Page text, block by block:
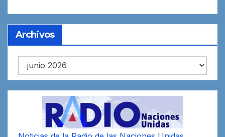
Archivos
Archivos